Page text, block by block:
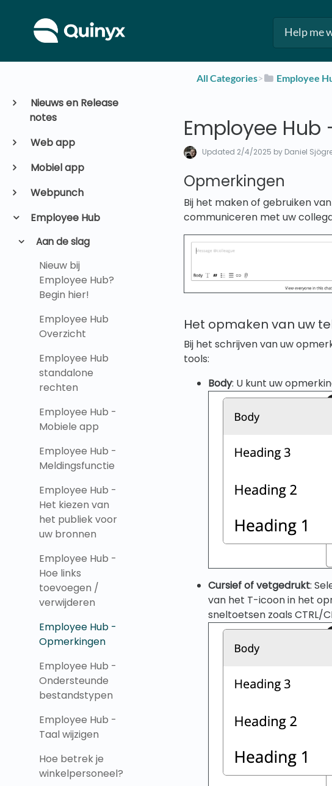
Nieuws en Release
notes
Web app
Mobiel app
Webpunch
Employee Hub
Aan de slag
Nieuw bij
Employee Hub?
Begin hier!
Employee Hub
Overzicht
Employee Hub
standalone
rechten
Employee Hub -
Mobiele app
Employee Hub -
Meldingsfunctie
Employee Hub -
Het kiezen van
het publiek voor
uw bronnen
Employee Hub -
Hoe links
toevoegen /
verwijderen
Employee Hub -
Opmerkingen
Employee Hub -
Ondersteunde
bestandstypen
Employee Hub -
Taal wijzigen
Hoe betrek je
winkelpersoneel?
All Categories​>​ ​Employee
Employee
Updated 2/4/2025 by Daniel
Opmerkingen
Bij het maken of gebruiken
communiceren met uw
Het opmaken van uw
Bij het schrijven van uw
tools:
Body: U kunt uw
Cursief of vetgedrukt:
van het T-icoon in het
sneltoetsen zoals CTRL/